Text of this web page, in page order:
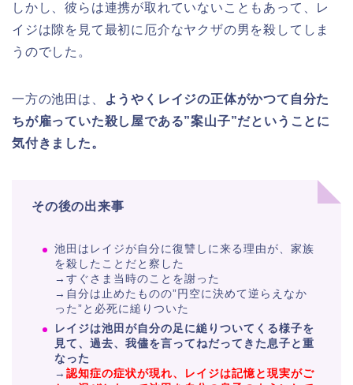
しかし、彼らは連携が取れていないこともあって、レ
イジは隙を見て最初に厄介なヤクザの男を殺してしま
うのでした。
一方の池田は、
ようやくレイジの正体がかつて自分た
ちが雇っていた殺し屋である”案山子”だということに
気付きました。
その後の出来事
池田はレイジが自分に復讐しに来る理由が、家族
を殺したことだと察した
→すぐさま当時のことを謝った
→自分は止めたものの”円空に決めて逆らえなか
った”と必死に縋りついた
レイジは池田が自分の足に縋りついてくる様子を
見て、過去、我儘を言ってねだってきた息子と重
なった
→ 認知症の症状が現れ、レイジは記憶と現実がご